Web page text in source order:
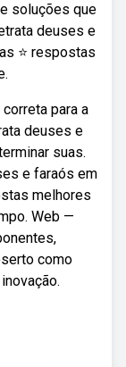
soluções que
deuses e
⭐ respostas
para a
deuses e
suas.
e faraós em
melhores
Web —
como